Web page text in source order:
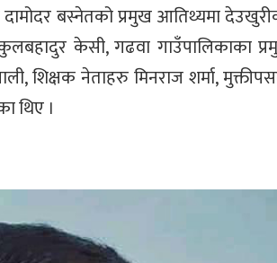
बस्नेतको प्रमुख आतिथ्यमा
केसी, गढवा गाउँपालिकाका
शिक्षक नेताहरु मिनराज शर्मा,
थिए ।